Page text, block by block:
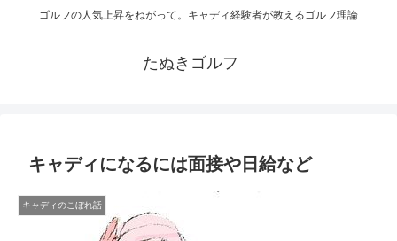
ゴルフの人気上昇をねがって。キャディ経験者が教えるゴルフ理論
たぬきゴルフ
キャディになるには面接や日給など
キャディのこぼれ話